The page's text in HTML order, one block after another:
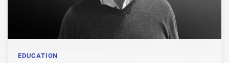
EDUCATION